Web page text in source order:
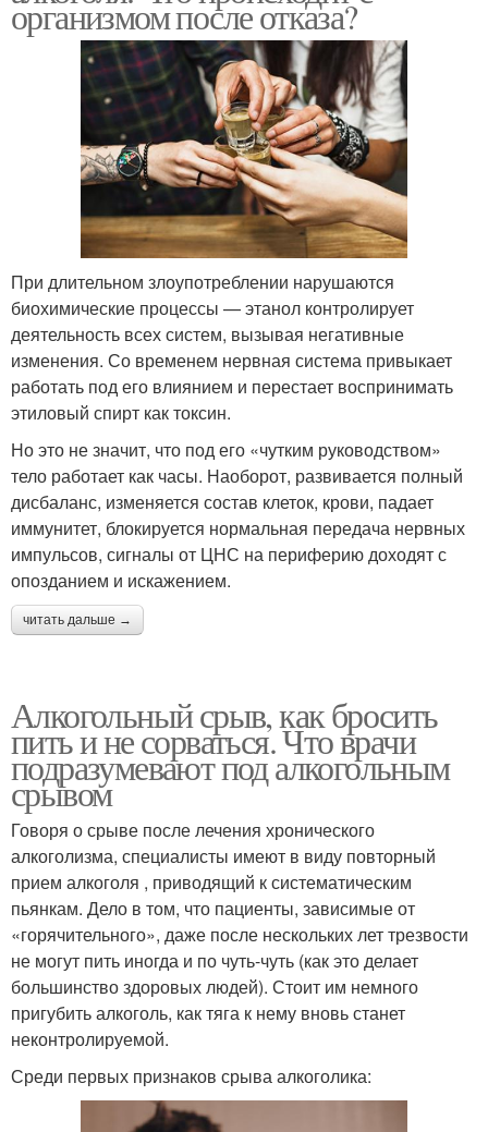
организмом после отказа?
При длительном злоупотреблении нарушаются
биохимические процессы — этанол контролирует
деятельность всех систем, вызывая негативные
изменения. Со временем нервная система привыкает
работать под его влиянием и перестает воспринимать
этиловый спирт как токсин.
Но это не значит, что под его «чутким руководством»
тело работает как часы. Наоборот, развивается полный
дисбаланс, изменяется состав клеток, крови, падает
иммунитет, блокируется нормальная передача нервных
импульсов, сигналы от ЦНС на периферию доходят с
опозданием и искажением.
читать дальше →
Алкогольный срыв, как бросить
пить и не сорваться. Что врачи
подразумевают под алкогольным
срывом
Говоря о срыве после лечения хронического
алкоголизма, специалисты имеют в виду повторный
прием алкоголя , приводящий к систематическим
пьянкам. Дело в том, что пациенты, зависимые от
«горячительного», даже после нескольких лет трезвости
не могут пить иногда и по чуть-чуть (как это делает
большинство здоровых людей). Стоит им немного
пригубить алкоголь, как тяга к нему вновь станет
неконтролируемой.
Среди первых признаков срыва алкоголика: